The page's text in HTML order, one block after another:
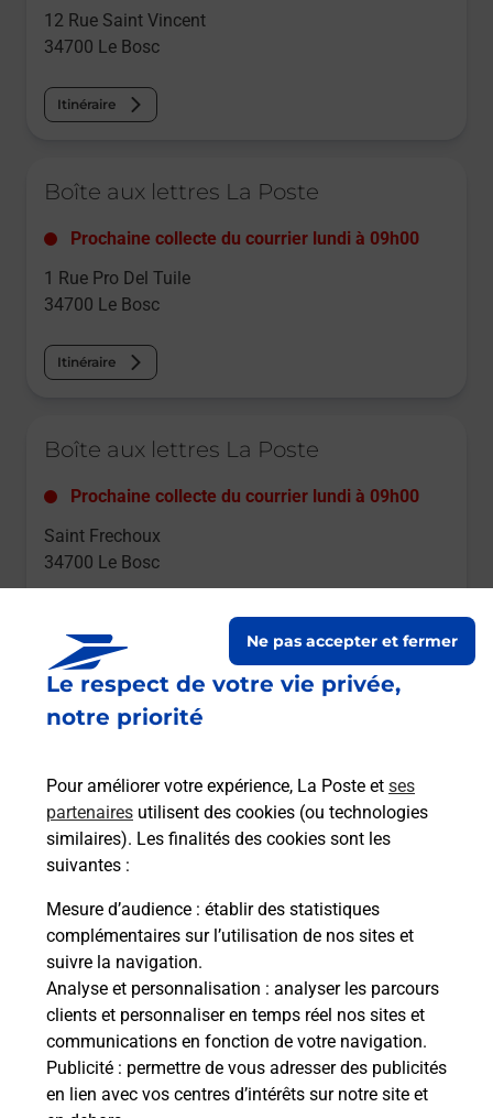
Le respect de votre vie privée,
notre priorité
Pour améliorer votre expérience, La Poste et ses
partenaires utilisent des cookies (ou technologies
similaires). Les finalités des cookies sont les
suivantes :
Mesure d’audience : établir des statistiques
complémentaires sur l’utilisation de nos sites et
suivre la navigation.
Analyse et personnalisation : analyser les parcours
clients et personnaliser en temps réel nos sites et
communications en fonction de votre navigation.
Publicité : permettre de vous adresser des publicités
en lien avec vos centres d’intérêts sur notre site et
Ne pas accepter et fermer
12 Rue Saint Vincent
34700 Le Bosc
Itinéraire
Boîte aux lettres La Poste
Prochaine collecte du courrier lundi à 09h00
1 Rue Pro Del Tuile
34700 Le Bosc
Itinéraire
Boîte aux lettres La Poste
Prochaine collecte du courrier lundi à 09h00
Saint Frechoux
34700 Le Bosc
Boîte aux lettres La Poste
4 Route De Lodeve
34700 Le Bosc
Le lien s'ouvre dans un nouvel onglet
Boîte aux lettres La Poste
Prochaine collecte du courrierlundià 09h00
4 Chemin Des 4 Vents
34700 Le Bosc
Le lien s'ouvre dans un nouvel onglet